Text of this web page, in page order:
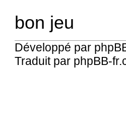
bon jeu
Développé par
Traduit par phpBB-